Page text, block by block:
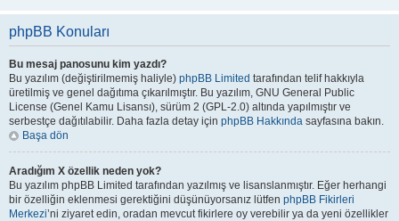
phpBB Konuları
Bu mesaj panosunu kim yazdı?
Bu yazılım (değiştirilmemiş haliyle) phpBB Limited tarafından telif hakkıyla
üretilmiş ve genel dağıtıma çıkarılmıştır. Bu yazılım, GNU General Public
License (Genel Kamu Lisansı), sürüm 2 (GPL-2.0) altında yapılmıştır ve
serbestçe dağıtılabilir. Daha fazla detay için phpBB Hakkında sayfasına bakın.
Başa dön
Aradığım X özellik neden yok?
Bu yazılım phpBB Limited tarafından yazılmış ve lisanslanmıştır. Eğer herhangi
bir özelliğin eklenmesi gerektiğini düşünüyorsanız lütfen phpBB Fikirleri
Merkezi’ni ziyaret edin, oradan mevcut fikirlere oy verebilir ya da yeni özellikler